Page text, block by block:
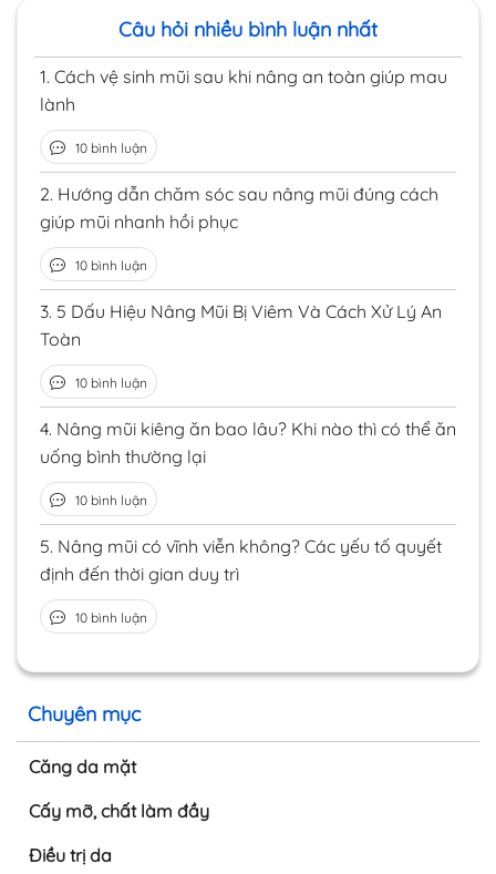
Chuyên mục
Căng da mặt
Cấy mỡ, chất làm đầy
Điều trị da
Câu hỏi nhiều bình luận nhất
1. Cách vệ sinh mũi sau khi nâng an toàn giúp mau
lành
10 bình luận
2. Hướng dẫn chăm sóc sau nâng mũi đúng cách
giúp mũi nhanh hồi phục
10 bình luận
3. 5 Dấu Hiệu Nâng Mũi Bị Viêm Và Cách Xử Lý An
Toàn
10 bình luận
4. Nâng mũi kiêng ăn bao lâu? Khi nào thì có thể ăn
uống bình thường lại
10 bình luận
5. Nâng mũi có vĩnh viễn không? Các yếu tố quyết
định đến thời gian duy trì
10 bình luận